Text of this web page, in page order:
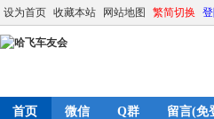
设为首页 收藏本站 网站地图 繁简切换
首页 微信 Q群 留言(免